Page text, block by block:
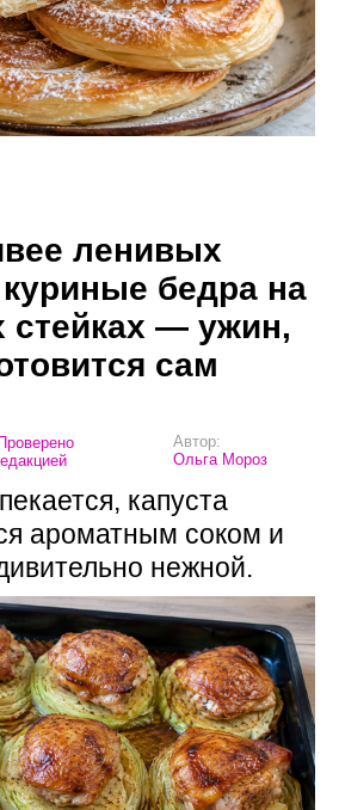
ленивых
бедра на
стейках — ужин,
сам
Проверено
Автор:
Ольга Мороз
капуста
ароматным соком и
нежной.